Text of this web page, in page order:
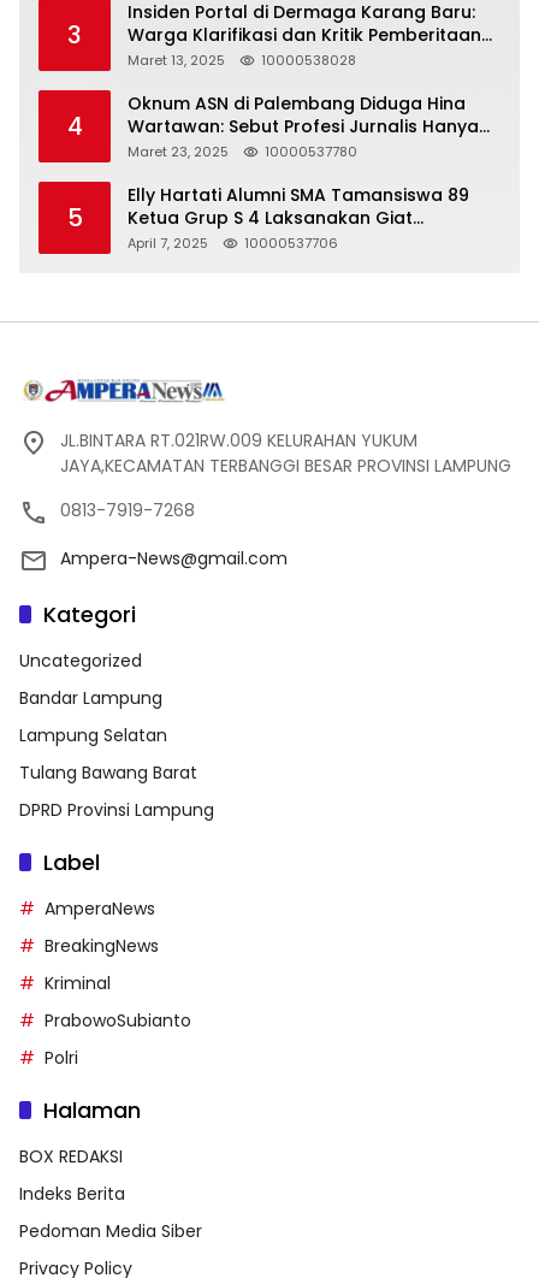
3
Insiden Portal di Dermaga Karang Baru:
Warga Klarifikasi dan Kritik Pemberitaan
yang Tidak Akurat
Maret 13, 2025 10000538028
4
Oknum ASN di Palembang Diduga Hina
Wartawan: Sebut Profesi Jurnalis Hanya
Seharga 2 Liter Bensin, Berujung Dugaan
Maret 23, 2025 10000537780
5
Elly Hartati Alumni SMA Tamansiswa 89
Ketua Grup S 4 Laksanakan Giat
Silaturahmi
April 7, 2025 10000537706
JL.BINTARA RT.021RW.009 KELURAHAN YUKUM
JAYA,KECAMATAN TERBANGGI BESAR PROVINSI LAMPUNG
0813-7919-7268
Ampera-News@gmail.com
Kategori
Uncategorized
Bandar Lampung
Lampung Selatan
Tulang Bawang Barat
DPRD Provinsi Lampung
Label
AmperaNews
BreakingNews
Kriminal
PrabowoSubianto
Polri
Halaman
BOX REDAKSI
Indeks Berita
Pedoman Media Siber
Privacy Policy